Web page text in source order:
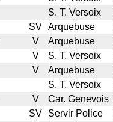
S. T. Versoix
SV Arquebuse
V Arquebuse
V S. T. Versoix
V Arquebuse
S. T. Versoix
V Car. Genevois
SV Servir Police